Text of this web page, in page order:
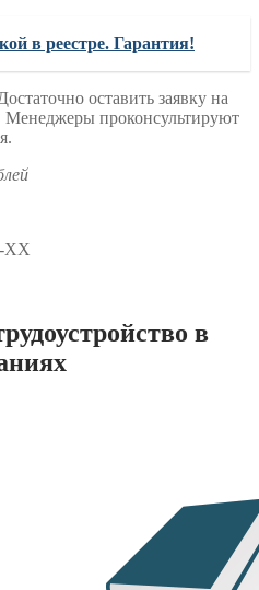
в реестре. Гарантия!
Достаточно оставить заявку на
Менеджеры проконсультируют
ХХ
в